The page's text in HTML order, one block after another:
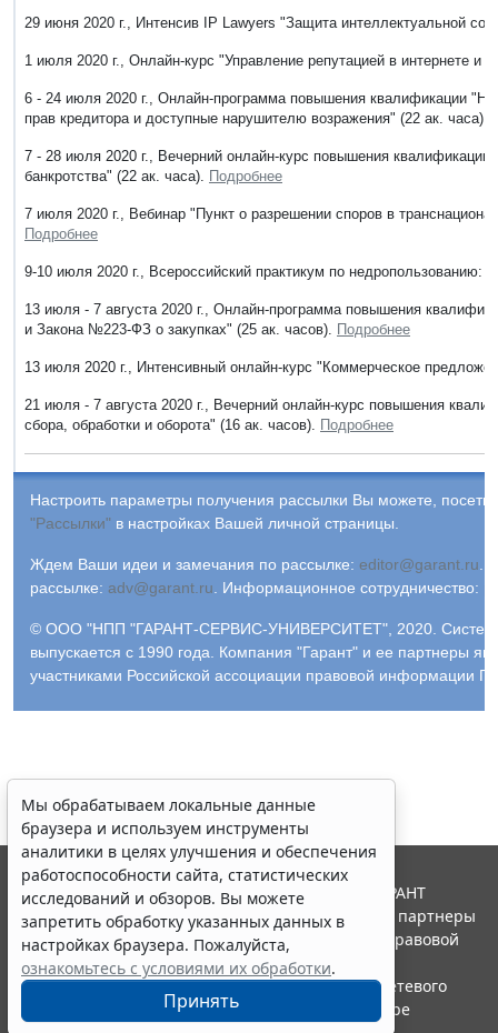
29 июня 2020 г., Интенсив IP Lawyers "Защита интеллектуальной
1 июля 2020 г., Онлайн-курс "Управление репутацией в интернете и
6 - 24 июля 2020 г., Онлайн-программа повышения квалификации
прав кредитора и доступные нарушителю возражения" (22 ак. часа).
7 - 28 июля 2020 г., Вечерний онлайн-курс повышения
банкротства" (22 ак. часа). Подробнее
7 июля 2020 г., Вебинар "Пункт о разрешении споров в
Подробнее
9-10 июля 2020 г., Всероссийский практикум по недропользованию:
13 июля - 7 августа 2020 г., Онлайн-программа повышения
и Закона №223-ФЗ о закупках" (25 ак. часов). Подробнее
13 июля 2020 г., Интенсивный онлайн-курс "Коммерческое
21 июля - 7 августа 2020 г., Вечерний онлайн-курс повышения
сбора, обработки и оборота" (16 ак. часов). Подробнее
Настроить параметры получения рассылки Вы можете,
"Рассылки" в настройках Вашей личной страницы.
Ждем Ваши идеи и замечания по рассылке: editor@garant.ru
рассылке: adv@garant.ru Информационное сотрудничество:
© ООО "НПП "ГАРАНТ-СЕРВИС-УНИВЕРСИТЕТ", 2020.
выпускается с 1990 года. Компания "Гарант" и ее партнеры
участниками Российской ассоциации правовой информации
Мы обрабатываем локальные данные
браузера и используем инструменты
аналитики в целях улучшения и обеспечения
работоспособности сайта, статистических
исследований и обзоров. Вы можете
запретить обработку указанных данных в
настройках браузера. Пожалуйста,
ознакомьтесь с условиями их обработки.
Принять
© ООО "НПП "ГАРАНТ-СЕРВИС", 2026. Система ГАРАНТ
выпускается с 1990 года. Компания "Гарант" и ее партнеры
являются участниками Российской ассоциации правовой
информации ГАРАНТ.
Портал ГАРАНТ.РУ зарегистрирован в качестве сетевого
издания Федеральной службой по надзору в сфере